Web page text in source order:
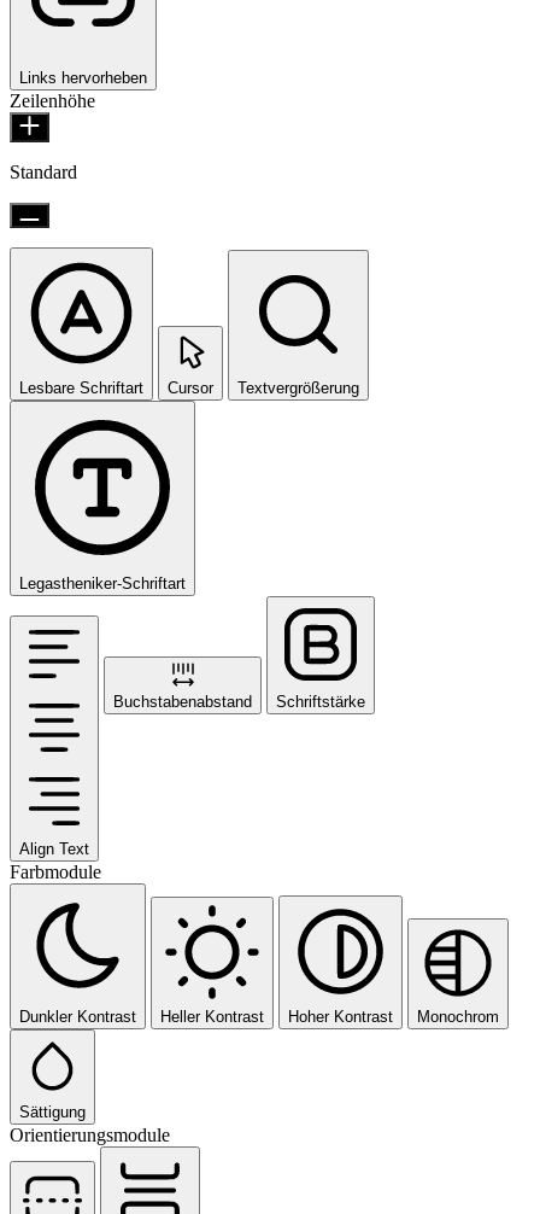
Links hervorheben
Zeilenhöhe
Standard
Lesbare Schriftart Cursor Textvergrößerung
Legastheniker-Schriftart
Align Text
Buchstabenabstand Schriftstärke
Farbmodule
Dunkler Kontrast Heller Kontrast Hoher Kontrast Monochrom
Sättigung
Orientierungsmodule